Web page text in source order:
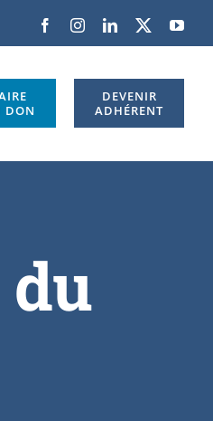
DON
DEVENIR
ADHÉRENT